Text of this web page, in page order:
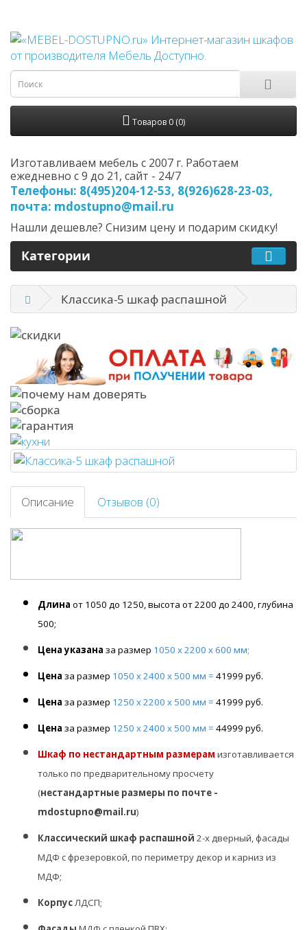
Товаров 0 (0)
Изготавливаем мебель с 2007 г. Работаем
ежедневно с 9 до 21, cайт - 24/7
Телефоны: 8(495)204-12-53, 8(926)628-23-03,
почта: mdostupno@mail.ru
Нашли дешевле? Снизим цену и подарим скидку!
Категории
Классика-5 шкаф распашной
Описание Отзывов (0)
Длина от 1050 до 1250, высота от 2200 до 2400, глубина
500;
Цена указана за размер 1050 х 2200 х 600 мм;
Цена за размер 1050 х 2400 х 500 мм = 41999 руб.
Цена за размер 1250 х 2200 х 500 мм = 41999 руб.
Цена за размер 1250 х 2400 х 500 мм = 44999 руб.
Шкаф по нестандартным размерам изготавливается
только по предварительному просчету
(нестандартные размеры по почте -
mdostupno@mail.ru)
Классический шкаф распашной 2-х дверный, фасады
МДФ с фрезеровкой, по периметру декор и карниз из
МДФ;
КорпусЛДСП;